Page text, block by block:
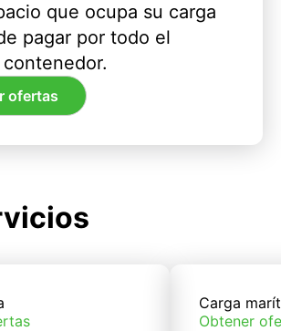
que ocupa su carga
pagar por todo el
ofertas
Carga
Obtener